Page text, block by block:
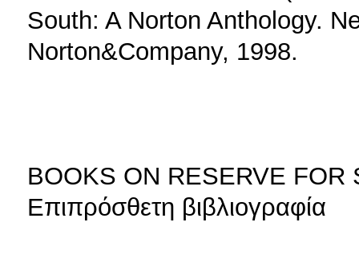
South: A Norton Anthology.
Norton&Company, 1998.
BOOKS ON RESERVE FOR
Επιπρόσθετη βιβλιογραφία